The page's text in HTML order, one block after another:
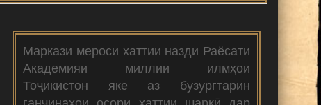
Маркази мероси хаттии назди Раёсати
Академияи миллии илмҳои
Тоҷикистон яке аз бузургтарин
ганҷинаҳои осори хаттии шарқӣ дар